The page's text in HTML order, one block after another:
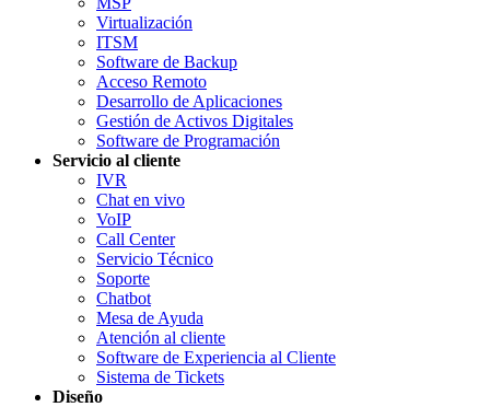
Virtualización
ITSM
Software de Backup
Acceso Remoto
Desarrollo de Aplicaciones
Gestión de Activos Digitales
Software de Programación
Servicio al cliente
IVR
Chat en vivo
VoIP
Call Center
Servicio Técnico
Soporte
Chatbot
Mesa de Ayuda
Atención al cliente
Software de Experiencia al Cliente
Sistema de Tickets
Diseño